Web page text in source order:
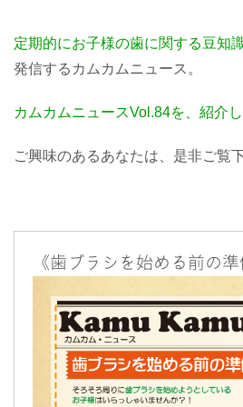
定期的にお子様の歯に関する豆知
発信するカムカムニュース。
カムカムニュースVol.84を、紹介し
ご興味のあるあなたは、是非ご覧
《歯ブラシを始める前の